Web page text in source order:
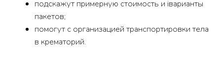
укладывают в гроб.
Прощание можно провести:
в ритуальном зале похоронного дома;
в помещении крематория;